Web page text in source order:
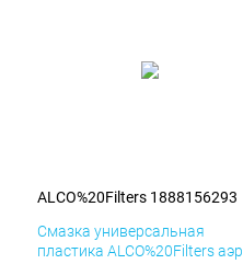
ALCO%20Filters 1888156293
Смазка универсальная
пластика ALCO%20Filters аэр